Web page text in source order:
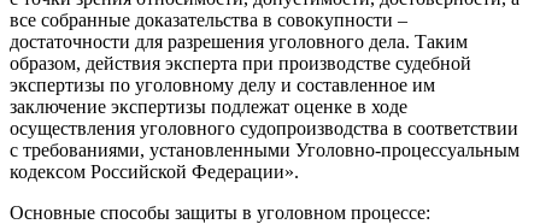
все собранные доказательства в совокупности –
достаточности для разрешения уголовного дела. Таким
образом, действия эксперта при производстве судебной
экспертизы по уголовному делу и составленное им
заключение экспертизы подлежат оценке в ходе
осуществления уголовного судопроизводства в соответствии
с требованиями, установленными Уголовно-процессуальным
кодексом Российской Федерации».
Основные способы защиты в уголовном процессе: